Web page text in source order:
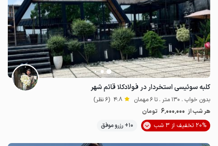
کلبه سوئیسی استخردار در فولادکلا قائم شهر
بدون خواب . 130 متر . تا 6 مهمان 4.8 (6 نظر)
هر شب از 6٬000٬000 تومان
20% تخفیف از 3 شب
10+ رزرو موفق